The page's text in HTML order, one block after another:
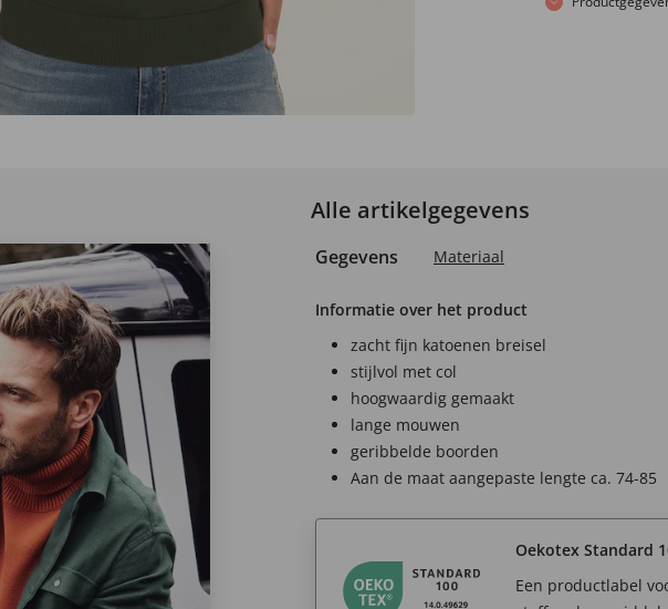
Alle artikelgegevens
Gegevens Materiaal
Informatie over het product
zacht fijn katoenen breisel
stijlvol met col
hoogwaardig gemaakt
lange mouwen
geribbelde boorden
Aan de maat aangepaste lengte ca. 74-85
Oekotex Standard
Een productlabel